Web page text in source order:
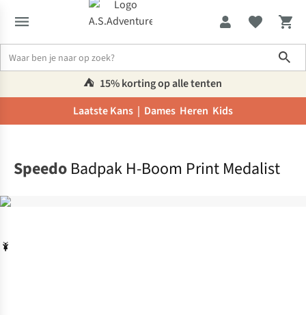
⛺️ 15% korting op alle tenten
Laatste Kans | Dames Heren Kids
Speedo Badpak H-Boom Print Medalist